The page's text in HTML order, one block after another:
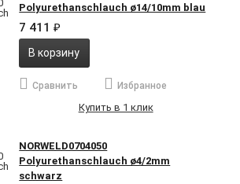
Polyurethanschlauch ø14/10mm blau
7 411₽
В корзину
Сравнить Избранное
Купить в 1 клик
NORWELD0704050
Polyurethanschlauch ø4/2mm
schwarz